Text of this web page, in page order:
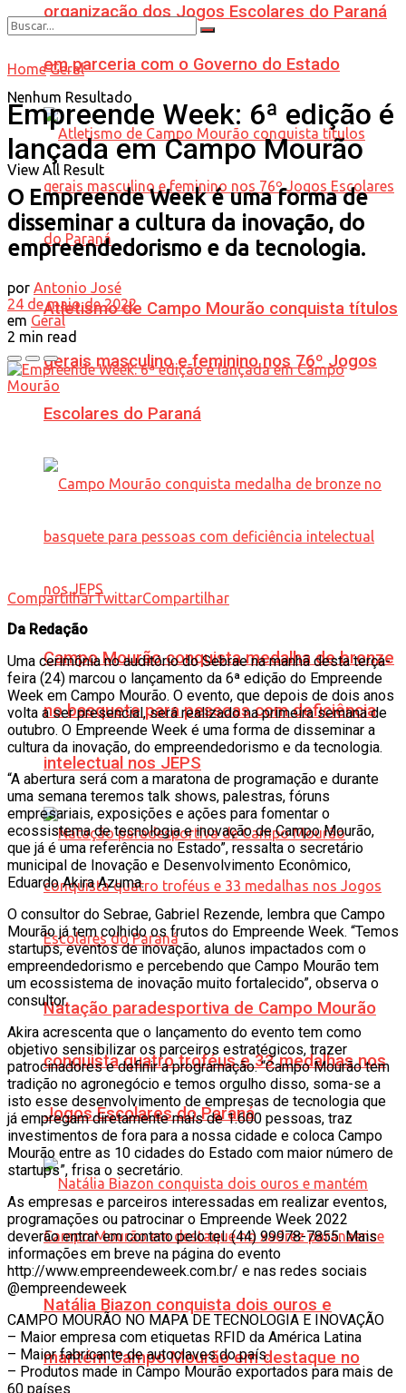
organização dos Jogos Escolares do Paraná
em parceria com o Governo do Estado
Atletismo de Campo Mourão conquista títulos
gerais masculino e feminino nos 76º Jogos
Escolares do Paraná
Campo Mourão conquista medalha de bronze
no basquete para pessoas com deficiência
intelectual nos JEPS
Natação paradesportiva de Campo Mourão
conquista quatro troféus e 33 medalhas nos
Jogos Escolares do Paraná
Natália Biazon conquista dois ouros e
mantém Campo Mourão em destaque no
Nenhum Resultado
View All Result
Home Geral
Empreende Week: 6ª edição é
lançada em Campo Mourão
O Empreende Week é uma forma de
disseminar a cultura da inovação, do
empreendedorismo e da tecnologia.
por Antonio José
24 de maio de 2022
em Geral
2 min read
CompartilharTwittarCompartilhar
Da Redação
Uma cerimônia no auditório do Sebrae na manhã desta terça-
feira (24) marcou o lançamento da 6ª edição do Empreende
Week em Campo Mourão. O evento, que depois de dois anos
volta a ser presencial, será realizado na primeira semana de
outubro. O Empreende Week é uma forma de disseminar a
cultura da inovação, do empreendedorismo e da tecnologia.
“A abertura será com a maratona de programação e durante
uma semana teremos talk shows, palestras, fóruns
empresariais, exposições e ações para fomentar o
ecossistema de tecnologia e inovação de Campo Mourão,
que já é uma referência no Estado”, ressalta o secretário
municipal de Inovação e Desenvolvimento Econômico,
Eduardo Akira Azuma.
O consultor do Sebrae, Gabriel Rezende, lembra que Campo
Mourão já tem colhido os frutos do Empreende Week. “Temos
startups, eventos de inovação, alunos impactados com o
empreendedorismo e percebendo que Campo Mourão tem
um ecossistema de inovação muito fortalecido”, observa o
consultor.
Akira acrescenta que o lançamento do evento tem como
objetivo sensibilizar os parceiros estratégicos, trazer
patrocinadores e definir a programação. “Campo Mourão tem
tradição no agronegócio e temos orgulho disso, soma-se a
isto esse desenvolvimento de empresas de tecnologia que
já empregam diretamente mais de 1.600 pessoas, traz
investimentos de fora para a nossa cidade e coloca Campo
Mourão entre as 10 cidades do Estado com maior número de
startups”, frisa o secretário.
As empresas e parceiros interessadas em realizar eventos,
programações ou patrocinar o Empreende Week 2022
deverão entrar em contato pelo tel. (44) 99978-7855. Mais
informações em breve na página do evento
http://www.empreendeweek.com.br/ e nas redes sociais
@empreendeweek
CAMPO MOURÃO NO MAPA DE TECNOLOGIA E INOVAÇÃO
– Maior empresa com etiquetas RFID da América Latina
– Maior fabricante de autoclaves do país.
– Produtos made in Campo Mourão exportados para mais de
60 países